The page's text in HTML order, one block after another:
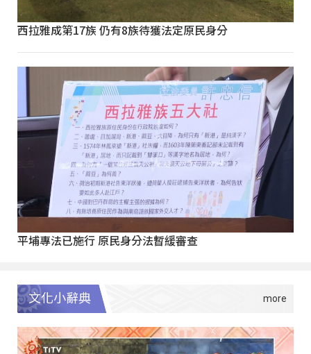
西拉雅成第17族 仍有8族待獲法定原民身分
平埔專法已施行 原民身分法暫緩審查
文化小辭典